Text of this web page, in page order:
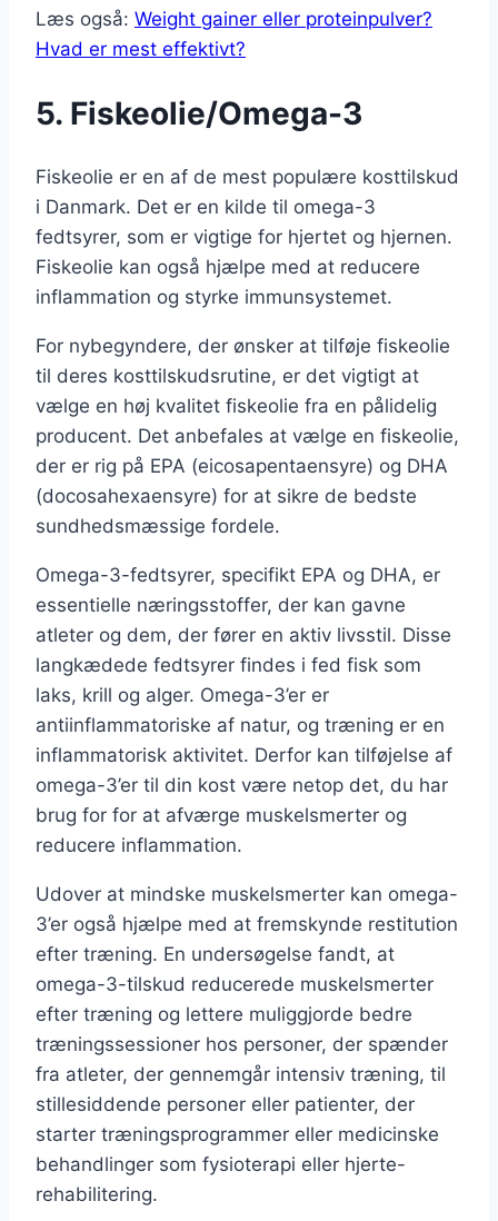
Læs også: Weight gainer eller proteinpulver?
Hvad er mest effektivt?
5. Fiskeolie/Omega-3
Fiskeolie er en af de mest populære kosttilskud
i Danmark. Det er en kilde til omega-3
fedtsyrer, som er vigtige for hjertet og hjernen.
Fiskeolie kan også hjælpe med at reducere
inflammation og styrke immunsystemet.
For nybegyndere, der ønsker at tilføje fiskeolie
til deres kosttilskudsrutine, er det vigtigt at
vælge en høj kvalitet fiskeolie fra en pålidelig
producent. Det anbefales at vælge en fiskeolie,
der er rig på EPA (eicosapentaensyre) og DHA
(docosahexaensyre) for at sikre de bedste
sundhedsmæssige fordele.
Omega-3-fedtsyrer, specifikt EPA og DHA, er
essentielle næringsstoffer, der kan gavne
atleter og dem, der fører en aktiv livsstil. Disse
langkædede fedtsyrer findes i fed fisk som
laks, krill og alger. Omega-3’er er
antiinflammatoriske af natur, og træning er en
inflammatorisk aktivitet. Derfor kan tilføjelse af
omega-3’er til din kost være netop det, du har
brug for for at afværge muskelsmerter og
reducere inflammation.
Udover at mindske muskelsmerter kan omega-
3’er også hjælpe med at fremskynde restitution
efter træning. En undersøgelse fandt, at
omega-3-tilskud reducerede muskelsmerter
efter træning og lettere muliggjorde bedre
træningssessioner hos personer, der spænder
fra atleter, der gennemgår intensiv træning, til
stillesiddende personer eller patienter, der
starter træningsprogrammer eller medicinske
behandlinger som fysioterapi eller hjerte-
rehabilitering.